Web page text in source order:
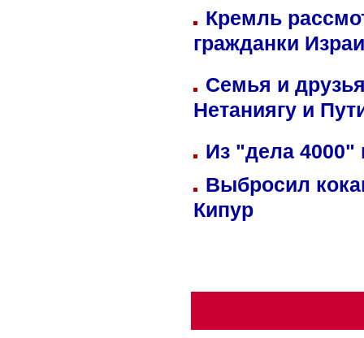
Кремль
гражданки
Семья и
Нетаниягу и
Из "дела 4000"
Выбросил
Кипур